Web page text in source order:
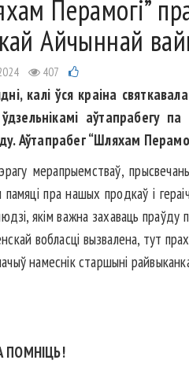
Перамогі”
Айчыннай
407
калі ўся краіна
ўдзельнікамі
Аўтапрабег “Шляхам
мерапрыемстваў,
памяці пра нашых продкаў і
якім важна захаваць
вобласці вызвалена, тут
намеснік старшыні
ПОМНІЦЬ!